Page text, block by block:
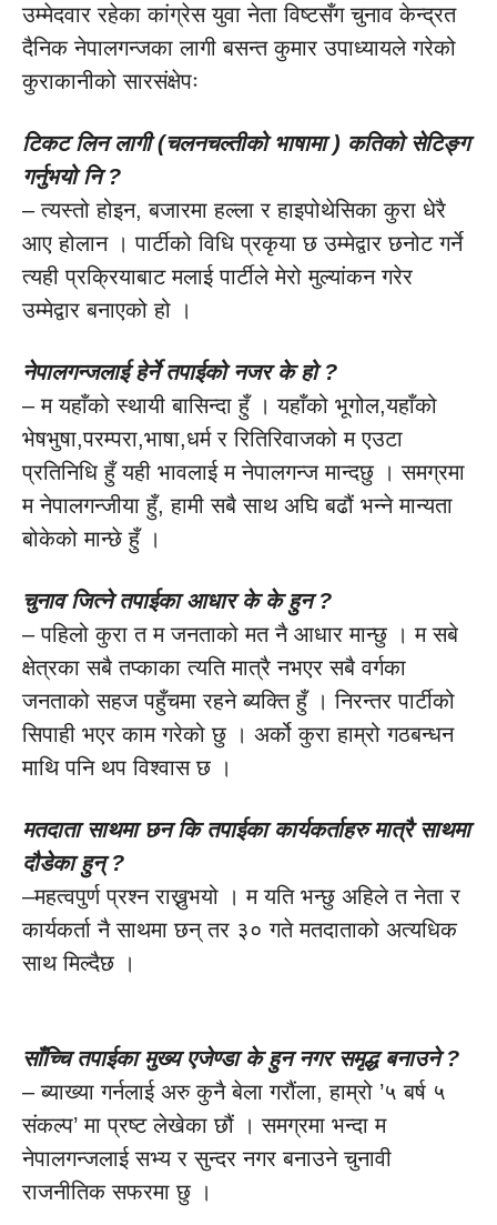
उम्मेदवार रहेका कांग्रेस युवा नेता विष्टसँग चुनाव केन्द्रत
दैनिक नेपालगन्जका लागी बसन्त कुमार उपाध्यायले गरेको
कुराकानीको सारसंक्षेपः
टिकट लिन लागी (चलनचल्तीको भाषामा ) कतिको सेटिङ्ग
गर्नुभयो नि ?
– त्यस्तो होइन, बजारमा हल्ला र हाइपोथेसिका कुरा धेरै
आए होलान । पार्टीको विधि प्रकृया छ उम्मेद्वार छनोट गर्ने
त्यही प्रक्रियाबाट मलाई पार्टीले मेरो मुल्यांकन गरेर
उम्मेद्वार बनाएको हो ।
नेपालगन्जलाई हेर्ने तपाईको नजर के हो ?
– म यहाँको स्थायी बासिन्दा हुँ । यहाँको भूगोल,यहाँको
भेषभुषा,परम्परा,भाषा,धर्म र रितिरिवाजको म एउटा
प्रतिनिधि हुँ यही भावलाई म नेपालगन्ज मान्दछु । समग्रमा
म नेपालगन्जीया हुँ, हामी सबै साथ अघि बढौं भन्ने मान्यता
बोकेको मान्छे हुँ ।
चुनाव जित्ने तपाईका आधार के के हुन ?
– पहिलो कुरा त म जनताको मत नै आधार मान्छु । म सबे
क्षेत्रका सबै तप्काका त्यति मात्रै नभएर सबै वर्गका
जनताको सहज पहुँचमा रहने ब्यक्ति हुँ । निरन्तर पार्टीको
सिपाही भएर काम गरेको छु । अर्को कुरा हाम्रो गठबन्धन
माथि पनि थप विश्वास छ ।
मतदाता साथमा छन कि तपाईका कार्यकर्ताहरु मात्रै साथमा
दौडेका हुन् ?
–महत्वपुर्ण प्रश्न राख्नुभयो । म यति भन्छु अहिले त नेता र
कार्यकर्ता नै साथमा छन् तर ३० गते मतदाताको अत्यधिक
साथ मिल्दैछ ।
साँच्चि तपाईका मुख्य एजेण्डा के हुन नगर समृद्ध बनाउने ?
– ब्याख्या गर्नलाई अरु कुनै बेला गरौंला, हाम्रो ’५ बर्ष ५
संकल्प’ मा प्रष्ट लेखेका छौं । समग्रमा भन्दा म
नेपालगन्जलाई सभ्य र सुन्दर नगर बनाउने चुनावी
राजनीतिक सफरमा छु ।